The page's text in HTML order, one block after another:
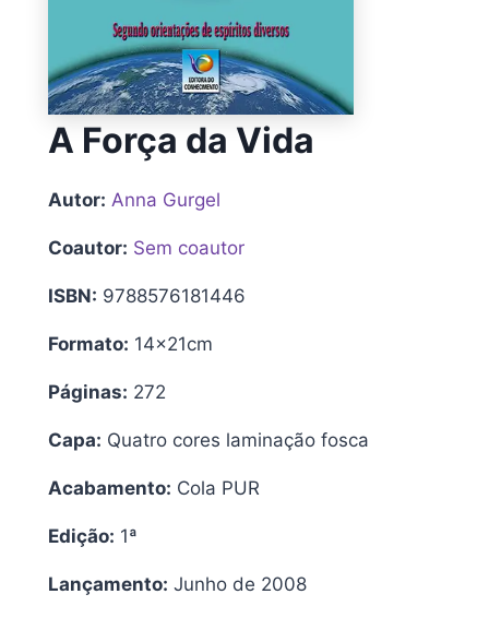
A Força da Vida
Autor: Anna Gurgel
Coautor: Sem coautor
ISBN: 9788576181446
Formato: 14x21cm
Páginas: 272
Capa: Quatro cores laminação fosca
Acabamento: Cola PUR
Edição: 1ª
Lançamento: Junho de 2008